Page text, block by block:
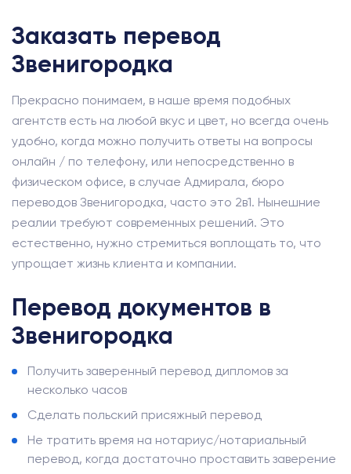
Заказать перевод
Звенигородка
Прекрасно понимаем, в наше время подобных
агентств есть на любой вкус и цвет, но всегда очень
удобно, когда можно получить ответы на вопросы
онлайн / по телефону, или непосредственно в
физическом офисе, в случае Адмирала, бюро
переводов Звенигородка, часто это 2в1. Нынешние
реалии требуют современных решений. Это
естественно, нужно стремиться воплощать то, что
упрощает жизнь клиента и компании.
Перевод документов в
Звенигородка
Получить заверенный перевод дипломов за
несколько часов
Сделать польский присяжный перевод
Не тратить время на нотариус/нотариальный
перевод, когда достаточно проставить заверение